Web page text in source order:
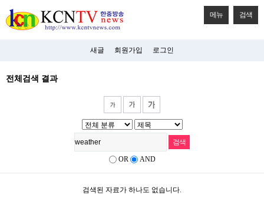
메뉴 검색
새글 회원가입 로그인
전체검색 결과
OR AND
검색된 자료가 하나도 없습니다.